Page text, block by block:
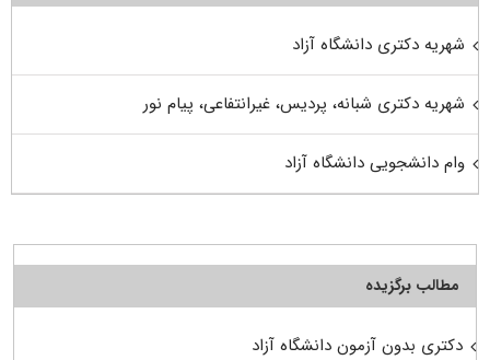
شهریه دکتری دانشگاه آزاد
شهریه دکتری شبانه، پردیس، غیرانتفاعی، پیام نور
وام دانشجویی دانشگاه آزاد
مطالب برگزیده
دکتری بدون آزمون دانشگاه آزاد